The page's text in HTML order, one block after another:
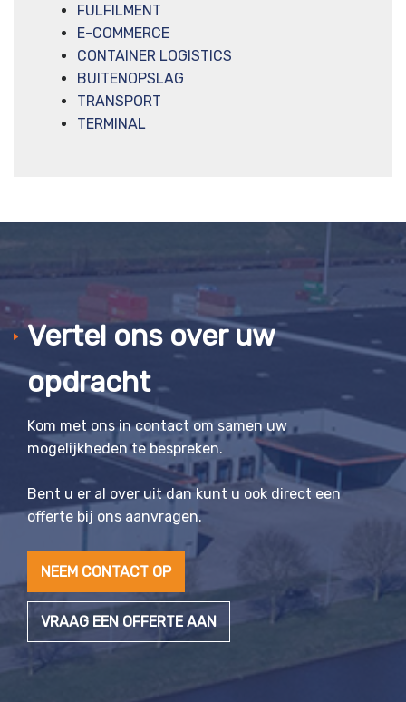
FULFILMENT
E-COMMERCE
CONTAINER LOGISTICS
BUITENOPSLAG
TRANSPORT
TERMINAL
Vertel ons over uw
opdracht
Kom met ons in contact om samen uw
mogelijkheden te bespreken.
Bent u er al over uit dan kunt u ook direct een
offerte bij ons aanvragen.
NEEM CONTACT OP
VRAAG EEN OFFERTE AAN